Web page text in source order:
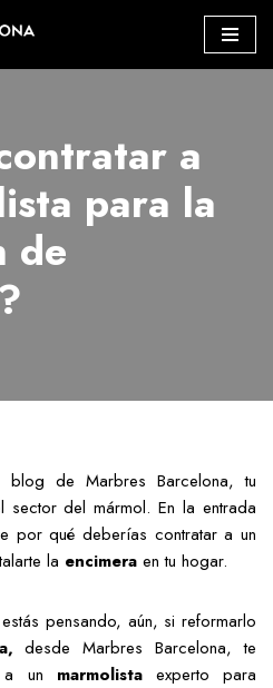
a un marmolista para la
a
para la
de
blog de Marbres Barcelona, tu
sector del mármol. En la entrada
por qué deberías contratar a un
la encimera en tu hogar.
pensando, aún, si reformarlo
desde Marbres Barcelona, te
a un marmolistaexperto para